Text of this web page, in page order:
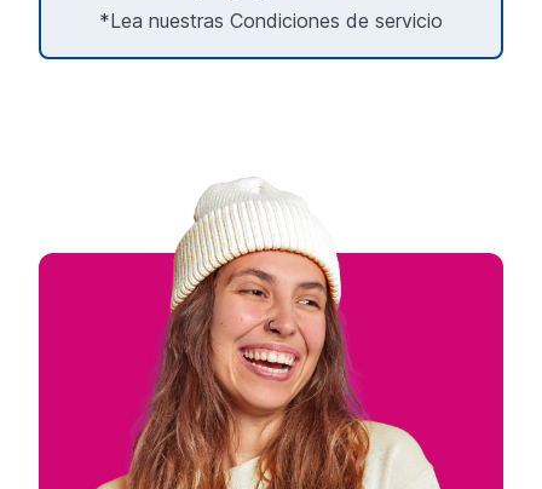
*Lea nuestras Condiciones de servicio